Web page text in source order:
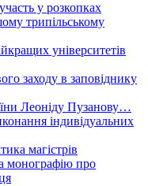
у розкопках
трипільському
університетів
заходу в заповіднику
Леоніду Пузанову…
індивідуальних
магістрів
монографію про